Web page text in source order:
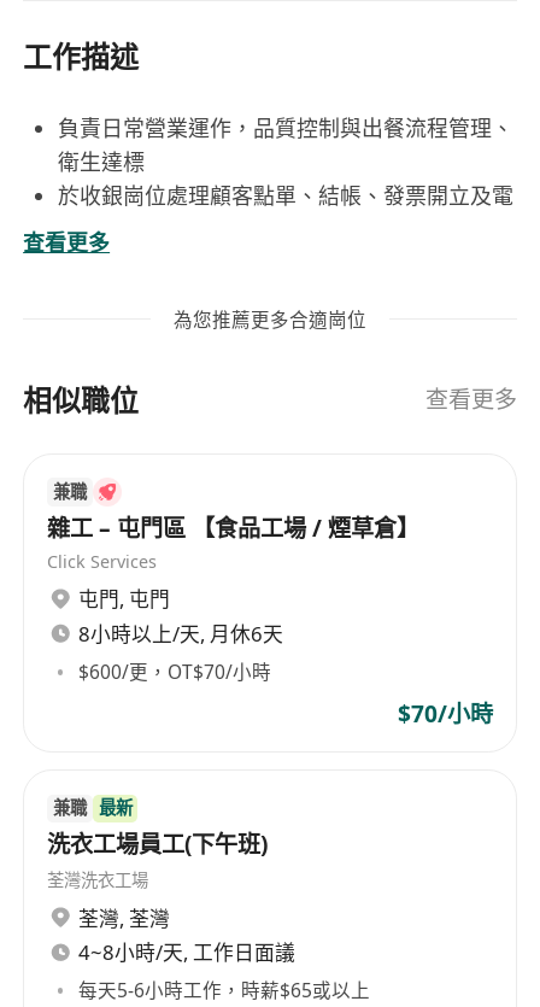
工作描述
負責日常營業運作，品質控制與出餐流程管理、
衛生達標
於收銀崗位處理顧客點單、結帳、發票開立及電
子支付操作，維持高效準確之交易流程
協同團隊監控供應鏈各環節，包括食材驗收、庫
主動巡視店面環境與設備運作狀況，即時通報並
潔死角），保障營運順暢
升顧客滿意度
工作要求
具備良好廣東話溝通能力，能清晰與顧客及同事
交流；懂普通話及基礎英文為佳，可應對多元顧
客羣
無學歷及經驗限制，歡迎新人加入；具烘焙、飲
能適應輪班制，每日本班次由中午12:00至晚上
21:00，需配合星期一至日之排班安排，具備彈
性工時適應力
具責任感、積極主動，面對高峯時段或突發狀況
能保持冷靜，具備基本問題分析與協作解決能力
查看更多
為您推薦更多合適崗位
相似職位 查看更多
兼職
雜工 – 屯門區 【食品工場 / 煙草倉】
Click Services
屯門, 屯門
8小時以上/天, 月休6天
$600/更，OT$70/小時
$70/小時
兼職 最新
洗衣工場員工(下午班)
荃灣洗衣工場
荃灣, 荃灣
4~8小時/天, 工作日面議
每天5-6小時工作，時薪$65或以上